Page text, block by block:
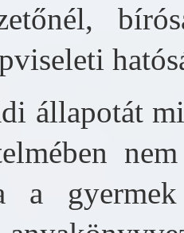
állapotát
a